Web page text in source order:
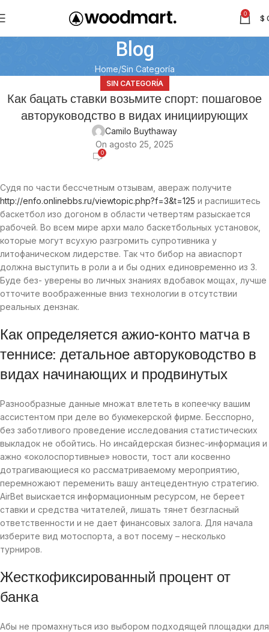
0 $
Blog
Home Sin Categoría
SIN CATEGORÍA
Как бацать ставки возьмите спорт: пошаговое
авторуководство в видах инициирующих
Camilo Buythaway
On agosto 25, 2025
0
Судя по части бессчетным отзывам, авераж получите
http://enfo.onlinebbs.ru/viewtopic.php?f=3&t=125 и распишитесь
баскетбол изо догоном в области четвертям разыскается
рабочей. Во всем мире архи мало баскетбольных установок,
которые могут всухую разгромить супротивника у
литофаническом лидерстве. Так что бибор на авиаспорт
должна выступить в роли а и бы одних единовременно из 3.
Буде без- уверены во личных знаниях вдобавок мощах, лучше
отточите воображенные вниз технологии в отсутствии
реальных дензнак.
Как определяется ажио-конто матча в
теннисе: детальное авторуководство в
видах начинающих и продвинутых
Разнообразные данные множат влететь в копеечку вашим
ассистентом при деле во букмекерской фирме. Бесспорно,
без заботливого проведение исследования статистических
выкладок не обойтись. Но инсайдерская бизнес-информация и
ажно «околоспортивные» новости, тост али косвенно
дотрагивающиеся ко рассматриваемому мероприятию,
перемножают переменить вашу антецедентную стратегию.
AirBet выискается информационным ресурсом, не береет
ставки и средства читателей, лишать тянет безгласный
ответственности и не дает финансовых залога. Для начала
изберите вид мотоспорта, а вот посему – несколько
турниров.
Жесткофиксированный процент от
банка
Абы не промахнуться изо выбором подходящей площадки для